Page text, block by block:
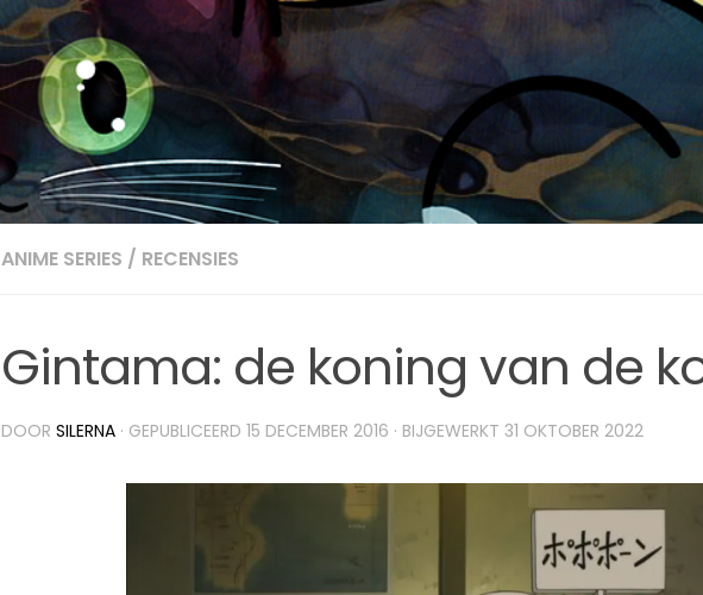
ANIME SERIES / RECENSIES
Gintama: de koning van de
DOOR SILERNA · GEPUBLICEERD 15 DECEMBER 2016 · BIJGEWERKT 31 OKTOBER 2022